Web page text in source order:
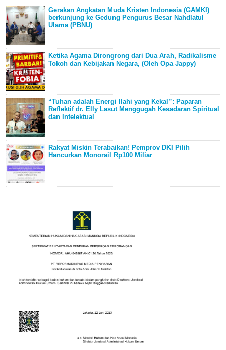
Gerakan Angkatan Muda Kristen Indonesia (GAMKI)
berkunjung ke Gedung Pengurus Besar Nahdlatul
Ulama (PBNU)
Ketika Agama Dirongrong dari Dua Arah, Radikalisme
Tokoh dan Kebijakan Negara, (Oleh Opa Jappy)
“Tuhan adalah Energi Ilahi yang Kekal”: Paparan
Reflektif dr. Elly Lasut Menggugah Kesadaran Spiritual
dan Intelektual
Rakyat Miskin Terabaikan! Pemprov DKI Pilih
Hancurkan Monorail Rp100 Miliar